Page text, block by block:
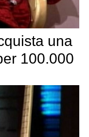
una
100.000